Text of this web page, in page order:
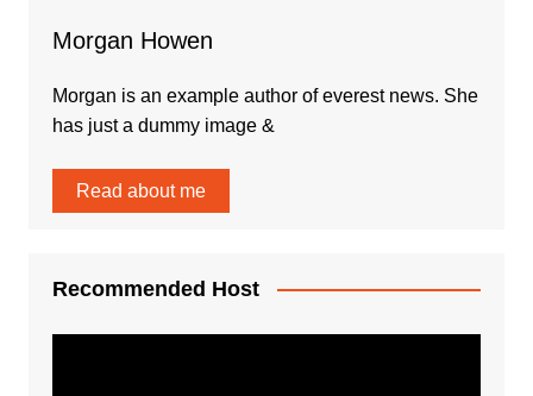
Morgan Howen
Morgan is an example author of everest news. She
has just a dummy image &
Read about me
Recommended Host